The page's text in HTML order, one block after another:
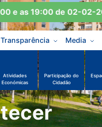
19:00 de 02-02-2026
Transparência Media
Atividades
Económicas
Participação do
Cidadão